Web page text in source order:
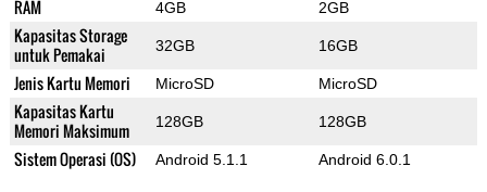
RAM 4GB 2GB
Kapasitas Storage
untuk Pemakai
32GB 16GB
Jenis Kartu Memori MicroSD MicroSD
Kapasitas Kartu
Memori Maksimum
128GB 128GB
Sistem Operasi (OS) Android 5.1.1 Android 6.0.1